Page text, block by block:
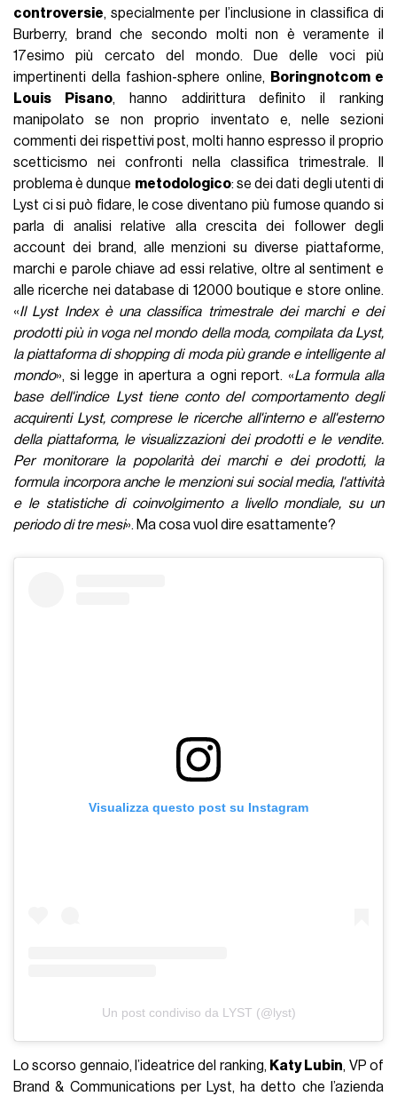
controversie, specialmente per l’inclusione in classifica di
Burberry, brand che secondo molti non è veramente il
17esimo più cercato del mondo. Due delle voci più
impertinenti della fashion-sphere online,
Boringnotcom e
Louis Pisano, hanno addirittura definito il ranking
manipolato se non proprio inventato e, nelle sezioni
commenti dei rispettivi post, molti hanno espresso il proprio
scetticismo nei confronti nella classifica trimestrale. Il
problema è dunque metodologico: se dei dati degli utenti di
Lyst ci si può fidare, le cose diventano più fumose quando si
parla di analisi relative alla crescita dei follower degli
account dei brand, alle menzioni su diverse piattaforme,
marchi e parole chiave ad essi relative, oltre al sentiment e
alle ricerche nei database di 12000 boutique e store online.
«Il Lyst Index è una classifica trimestrale dei marchi e dei
prodotti più in voga nel mondo della moda, compilata da Lyst,
la piattaforma di shopping di moda più grande e intelligente al
mondo», si legge in apertura a ogni report. «La formula alla
base dell'indice Lyst tiene conto del comportamento degli
acquirenti Lyst, comprese le ricerche all'interno e all'esterno
della piattaforma, le visualizzazioni dei prodotti e le vendite.
Per monitorare la popolarità dei marchi e dei prodotti, la
formula incorpora anche le menzioni sui social media, l'attività
e le statistiche di coinvolgimento a livello mondiale, su un
periodo di tre mesi». Ma cosa vuol dire esattamente?
Visualizza questo post su Instagram
Un post condiviso da LYST (@lyst)
Lo scorso gennaio, l’ideatrice del ranking, Katy Lubin, VP of
Brand & Communications per Lyst, ha detto che l’azienda